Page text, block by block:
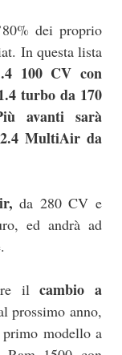
dei proprio
In questa lista
100 CV con
turbo da 170
avanti sarà
MultiAir da
da 280 CV e
ed andrà ad
ilcambio a
prossimo anno,
modello a